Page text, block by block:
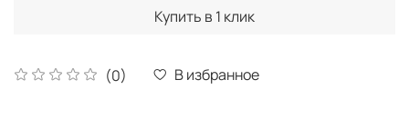
(0) В избранное
Купить в 1 клик